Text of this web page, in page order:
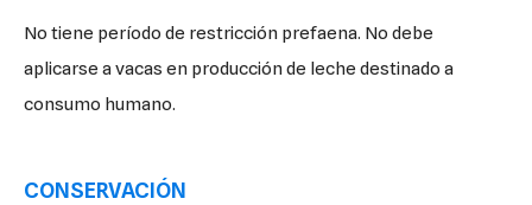
No tiene período de restricción prefaena. No debe
aplicarse a vacas en producción de leche destinado a
consumo humano.
CONSERVACIÓN